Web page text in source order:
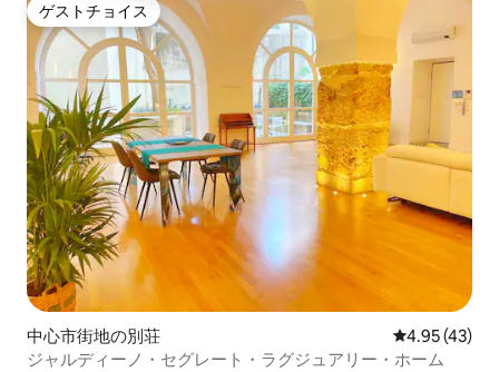
ゲストチョイス
ゲストチョイス
中心市街地の別荘 レビュー43
4.95 (43)
ジャルディーノ・セグレート・ラグジュアリー・ホーム